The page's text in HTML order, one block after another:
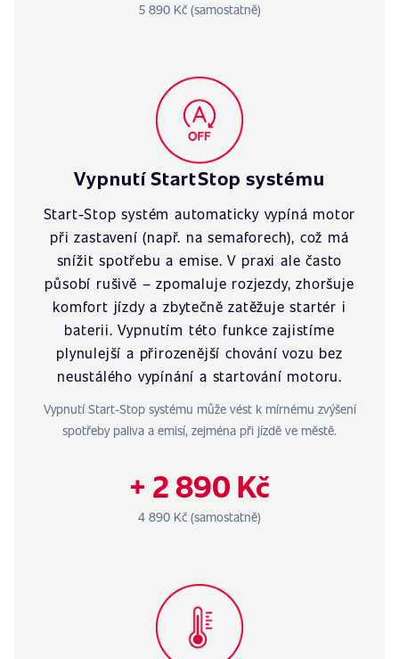
5 890 Kč (samostatně)
Vypnutí StartStop systému
Start-Stop systém automaticky vypíná motor
při zastavení (např. na semaforech), což má
snížit spotřebu a emise. V praxi ale často
působí rušivě – zpomaluje rozjezdy, zhoršuje
komfort jízdy a zbytečně zatěžuje startér i
baterii. Vypnutím této funkce zajistíme
plynulejší a přirozenější chování vozu bez
neustálého vypínání a startování motoru.
Vypnutí Start-Stop systému může vést k mírnému zvýšení
spotřeby paliva a emisí, zejména při jízdě ve městě.
+ 2 890 Kč
4 890 Kč (samostatně)